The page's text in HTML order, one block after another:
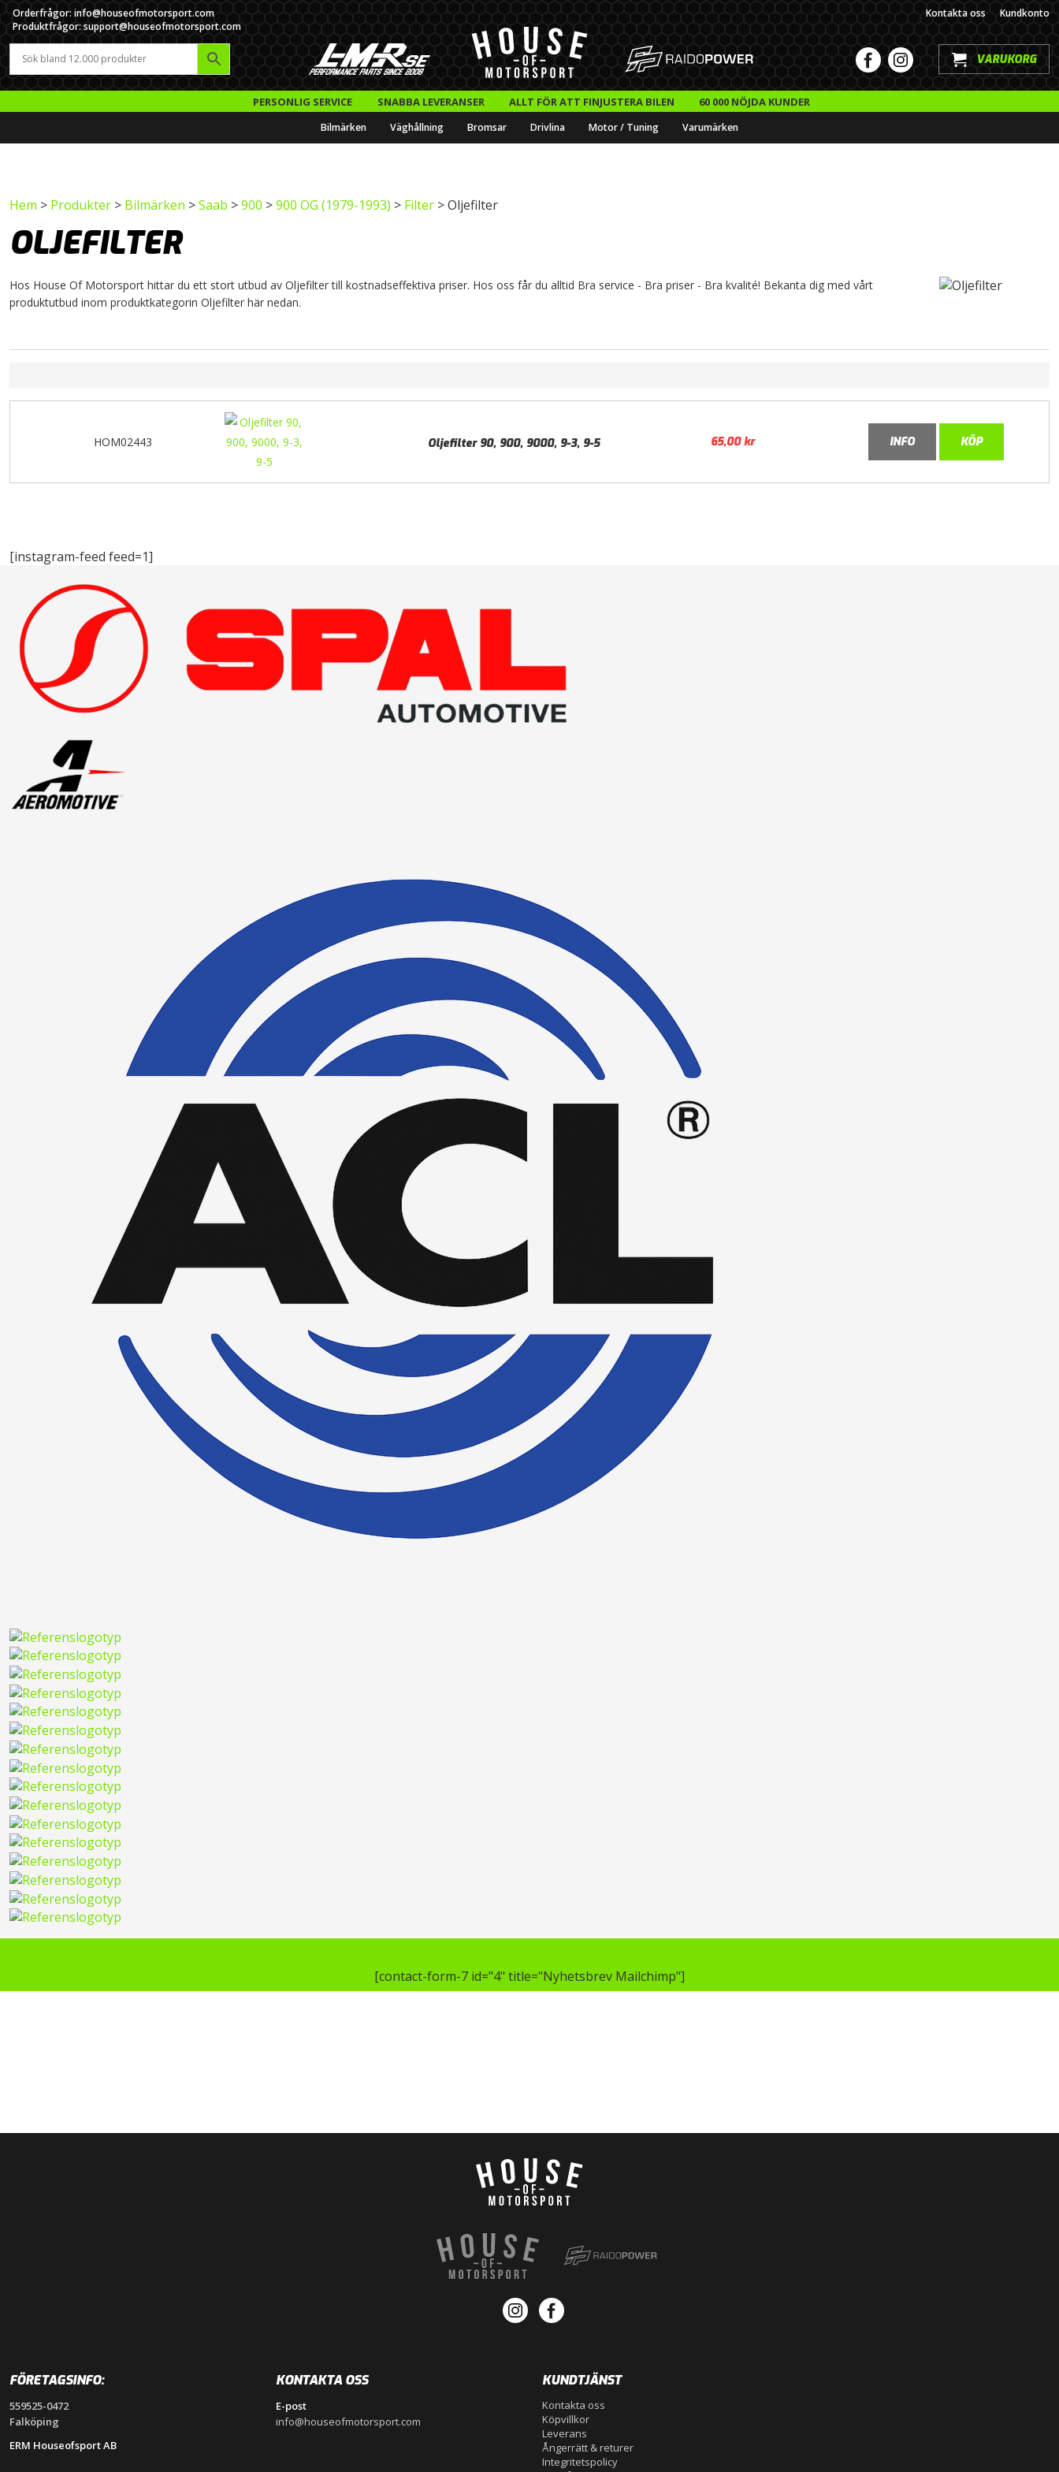
Orderfrågor: info@houseofmotorsport.com
Produktfrågor: support@houseofmotorsport.com
Kontakta oss Kundkonto
VARUKORG
PERSONLIG SERVICE SNABBA LEVERANSER ALLT FÖR ATT FINJUSTERA BILEN 60 000 NÖJDA KUNDER
Bilmärken Väghållning Bromsar Drivlina Motor / Tuning Varumärken
Hem > Produkter > Bilmärken >Saab >900 >900 OG (1979-1993) > Filter > Oljefilter
OLJEFILTER
Hos House Of Motorsport hittar du ett stort utbud av Oljefilter till kostnadseffektiva priser. Hos oss får du alltid Bra service - Bra priser - Bra kvalité! Bekanta dig med vårt
produktutbud inom produktkategorin Oljefilter här nedan.
HOM02443 Oljefilter 90, 900, 9000, 9-3, 9-5 65,00kr INFO KÖP
[instagram-feed feed=1]
[contact-form-7 id="4" title="Nyhetsbrev Mailchimp"]
FÖRETAGSINFO:
559525-0472
Falköping
ERM Houseofsport AB
KONTAKTA OSS
E-post
info@houseofmotorsport.com
KUNDTJÄNST
Kontakta oss
Köpvillkor
Leverans
Ångerrätt & returer
Integritetspolicy